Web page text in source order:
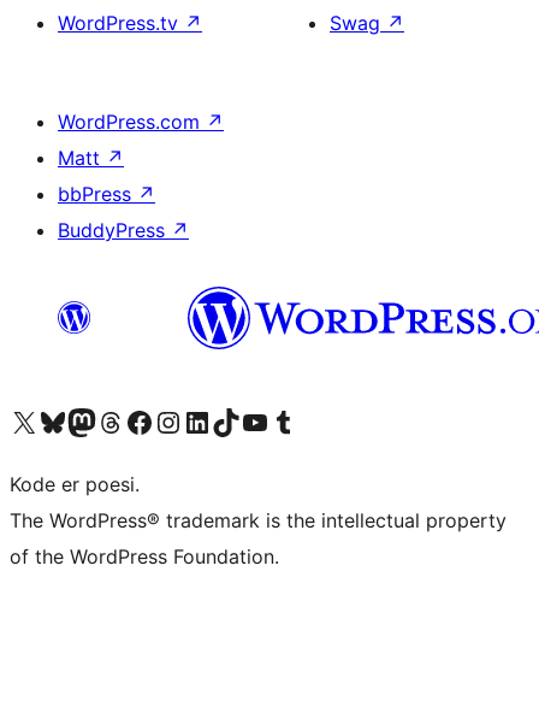
WordPress.tv ↗
Swag ↗
WordPress.com ↗
Matt ↗
bbPress ↗
BuddyPress ↗
Besøg vores X (tidligere Twitter) konto
Besøg vores Bluesky-konto
Besøg vores Mastodon konto
Besøg vores Threads-konto
Besøg vores Facebook sideBesøg vores Instagram konto
Besøg vores LinkedIn konto
Besøg vores TikTok-konto
Besøg vores YouTube-kanalBesøg vores Tumblr-konto
Kode er poesi.
The WordPress® trademark is the intellectual property
of the WordPress Foundation.